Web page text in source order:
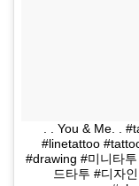
. . You & Me. .
#linetattoo
#drawing #미니타
드타투 #디자